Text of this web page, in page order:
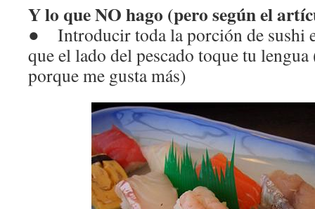
Y lo que NO hago (pero según el
● Introducir toda la porción de sushi
que el lado del pescado toque tu
porque me gusta más)